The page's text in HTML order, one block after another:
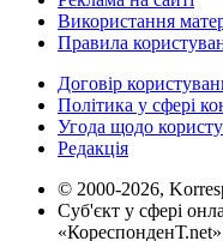
Використання
Правила
Договір
Політика у сфері
Угода щодо
Редакція
© 2000-2026,
Суб'єкт у сфері